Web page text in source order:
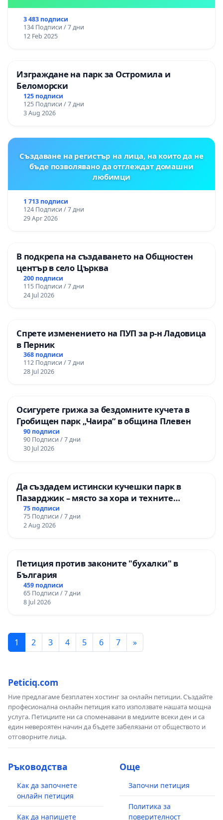
3 483 подписи
134 Подписи / 7 дни
12 Feb 2025
Изграждане на парк за Остромила и
Беломорски
125 подписи
125 Подписи / 7 дни
3 Aug 2026
Създаване на регистър на лица, на които да не
бъде позволявано да отглеждат домашни
любимци
1 713 подписи
124 Подписи / 7 дни
29 Apr 2026
В подкрепа на създаването на Общностен
център в село Църква
200 подписи
115 Подписи / 7 дни
24 Jul 2026
Спрете изменението на ПУП за р-н Ладовица
в Перник
368 подписи
112 Подписи / 7 дни
28 Jul 2026
Осигурете грижа за бездомните кучета в
Гробищен парк „Чаира“ в община Плевен
90 подписи
90 Подписи / 7 дни
30 Jul 2026
Да създадем истински кучешки парк в
Пазарджик – място за хора и техните
любимци
75 подписи
75 Подписи / 7 дни
2 Aug 2026
Петиция против законите "бухалки" в
България
459 подписи
65 Подписи / 7 дни
8 Jul 2026
1 2 3 4 5 6 7 »
Peticiq.com
Ние предлагаме безплатен хостинг за онлайн петиции. Създайте
професионална онлайн петиция като използвате нашата мощна
услуга. Петициите ни са споменавани в медиите всеки ден и са
един невероятен начин да бъдете забелязани от обществото и
отговорните лица.
Ръководства
Как да започнете
онлайн петиция
Как да напишете
Още
Започни петиция
Политика за
поверителност